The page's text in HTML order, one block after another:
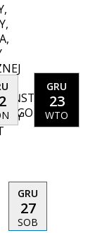
GRU
23
WTO
GRU
27
SOB